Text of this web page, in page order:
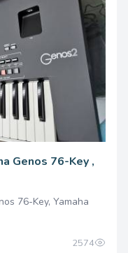
Genos 76-Key ,
76-Key, Yamaha
2574